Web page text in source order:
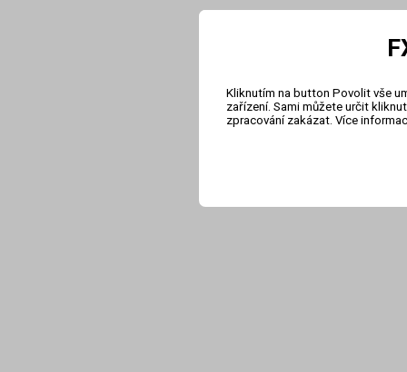
Kliknutím na button Povolit vše
zařízení. Sami můžete určit
zpracování zakázat. Více